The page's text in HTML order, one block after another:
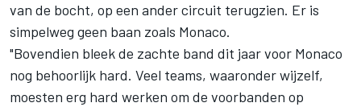
van de bocht, op een ander circuit terugzien. Er is
simpelweg geen baan zoals Monaco.
"Bovendien bleek de zachte band dit jaar voor Monaco
nog behoorlijk hard. Veel teams, waaronder wijzelf,
moesten erg hard werken om de voorbanden op